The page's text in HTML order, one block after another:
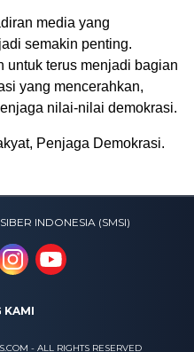
media yang
semakin penting.
untuk terus menjadi bagian
yang mencerahkan,
nilai-nilai demokrasi.
Penjaga Demokrasi.
INDONESIA (SMSI)
KAMI
- ALL RIGHTS RESERVED